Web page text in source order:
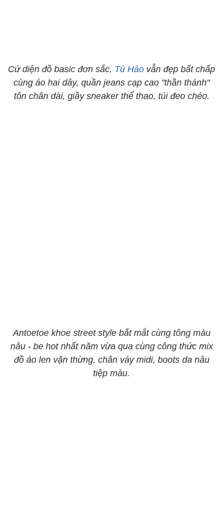
Cứ diện đồ basic đơn sắc, Tú Hảo vẫn đẹp bất chấp
cùng áo hai dây, quần jeans cạp cao "thần thánh"
tôn chân dài, giầy sneaker thể thao, túi đeo chéo.
Antoetoe khoe street style bắt mắt cùng tông màu
nâu - be hot nhất năm vừa qua cùng công thức mix
đồ áo len vặn thừng, chân váy midi, boots da nâu
tiệp màu.